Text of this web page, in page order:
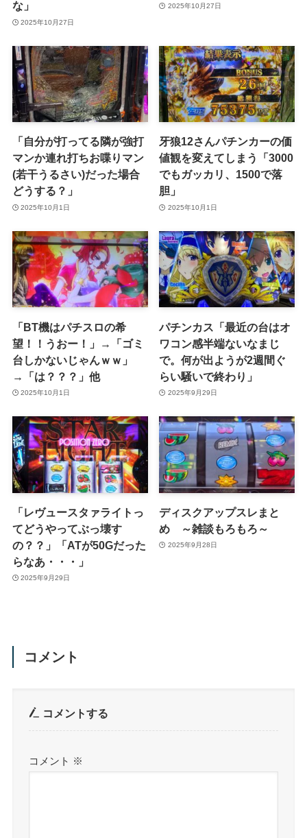
な」
2025年10月27日
2025年10月27日
「自分が打ってる隣が強打
マンか連れ打ちお喋りマン
(若干うるさい)だった場合
どうする？」
2025年10月1日
牙狼12さんパチンカーの価
値観を変えてしまう「3000
でもガッカリ、1500で落
胆」
2025年10月1日
「BT機はパチスロの希
望！！うおー！」→「ゴミ
台しかないじゃんｗｗ」
→「は？？？」他
2025年10月1日
パチンカス「最近の台はオ
ワコン感半端ないなまじ
で。何が出ようが2週間ぐ
らい騒いで終わり」
2025年9月29日
「レヴュースタァライトっ
てどうやってぶっ壊す
の？？」「ATが50Gだった
らなあ・・・」
2025年9月29日
ディスクアップスレまと
め ～雑談もろもろ～
2025年9月28日
コメント
コメントする
コメント ※